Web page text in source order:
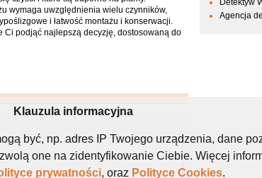
wymaga uwzględnienia wielu czynników,
i łatwość montażu i konserwacji.
Ci podjąć najlepszą decyzję, dostosowaną do
Detektyw
Agencja
Klauzula informacyjna
być, np. adres IP Twojego urządzenia, dane
one na zidentyfikowanie Ciebie. Więcej
prywatności, oraz Polityce Cookies.